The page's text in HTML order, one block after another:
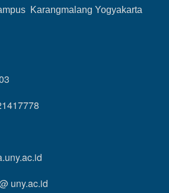
Karangmalang Yogyakarta
uny.ac.id